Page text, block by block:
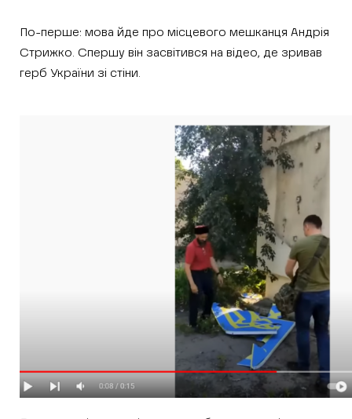
По-перше: мова йде про місцевого мешканця Андрія
Стрижко. Спершу він засвітився на відео, де зривав
герб України зі стіни.